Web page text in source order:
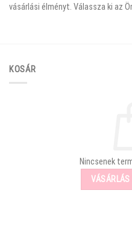
vásárlási élményt. Válassza ki az
KOSÁR
Nincsenek
VÁSÁRLÁS